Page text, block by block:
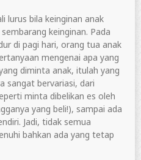
lurus bila keinginan anak
keinginan. Pada
di pagi hari, orang tua anak
mengenai apa yang
diminta anak, itulah yang
sangat bervariasi, dari
minta dibelikan es oleh
yang beli!), sampai ada
Jadi, tidak semua
bahkan ada yang tetap